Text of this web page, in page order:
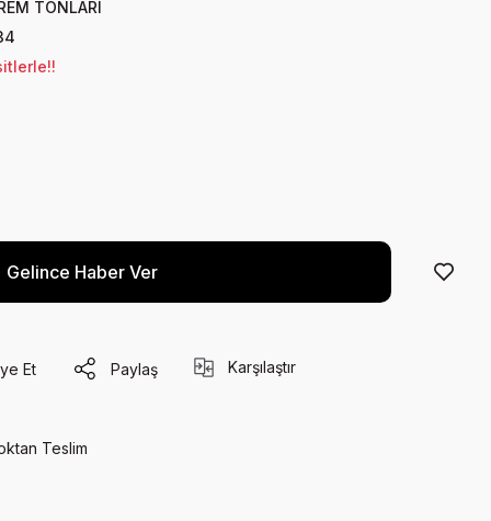
TONLARI
Gelince Haber Ver
Et Paylaş Karşılaştır
Teslim